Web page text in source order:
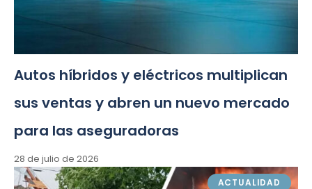
Autos híbridos y eléctricos multiplican
sus ventas y abren un nuevo mercado
para las aseguradoras
28 de julio de 2026
ACTUALIDAD